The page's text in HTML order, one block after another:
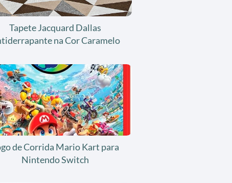
Tapete Jacquard Dallas
na Cor Caramelo
de Corrida Mario Kart para
Nintendo Switch